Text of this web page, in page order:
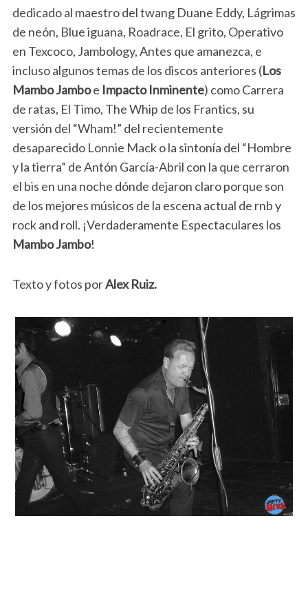
dedicado al maestro del twang Duane Eddy, Lágrimas
de neón, Blue iguana, Roadrace, El grito, Operativo
en Texcoco, Jambology, Antes que amanezca, e
incluso algunos temas de los discos anteriores (Los
Mambo Jamboe Impacto Inminente) como Carrera
de ratas, El Timo, The Whip de los Frantics, su
versión del “Wham!” del recientemente
desaparecido Lonnie Mack o la sintonía del “Hombre
y la tierra” de Antón García-Abril con la que cerraron
el bis en una noche dónde dejaron claro porque son
de los mejores músicos de la escena actual de rnb y
rock and roll. ¡Verdaderamente Espectaculares los
Mambo Jambo!
Texto y fotos porAlex Ruiz.